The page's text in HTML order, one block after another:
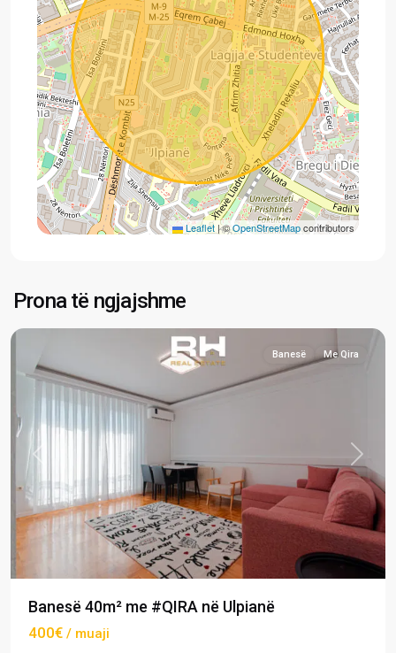
Leaflet |©OpenStreetMapcontributors
Prona të ngjajshme
,
Prishtinë
Next
Banesë Me Qira
Banesë 40m² me #QIRA në Ulpianë
400€ / muaji